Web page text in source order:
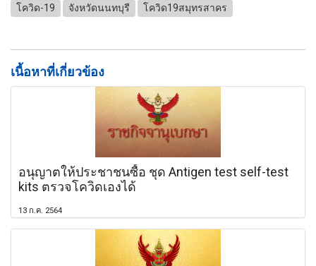
โควิด-19 จังหวัดนนทบุรี โควิด19สมุทรสาคร
เนื้อหาที่เกี่ยวข้อง
อนุญาตให้ประชาชนซื้อ ชุด Antigen test self-test
kits ตรวจโควิดเองได้
13 ก.ค. 2564